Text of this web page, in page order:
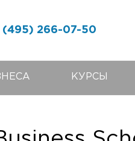
(495) 266-07-50
КУРСЫ